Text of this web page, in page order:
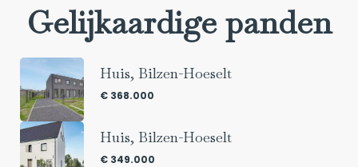
Gelijkaardige panden
Huis, Bilzen-Hoeselt
€ 368.000
Huis, Bilzen-Hoeselt
€ 349.000